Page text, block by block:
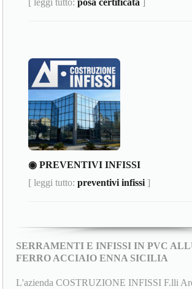
[ leggi tutto:posa certificata
◉ PREVENTIVI INFISSI
[ leggi tutto:preventivi infissi ]
SERRAMENTI E INFISSI IN PVC
FERRO ACCIAIO ENNA SICILIA
L'azienda COSTRUZIONE INFISSI F.lli